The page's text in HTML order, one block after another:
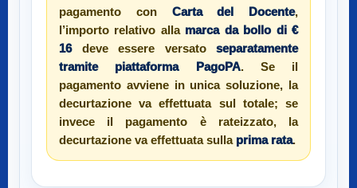
pagamento con Carta del Docente,
l’importo relativo alla marca da bollo di €
16deve essere versato separatamente
tramite piattaforma PagoPA. Se il
pagamento avviene in unica soluzione, la
decurtazione va effettuata sul totale; se
invece il pagamento è rateizzato, la
decurtazione va effettuata sulla prima rata.